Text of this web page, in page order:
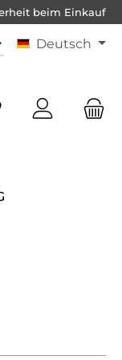
beim Einkauf
Deutsch